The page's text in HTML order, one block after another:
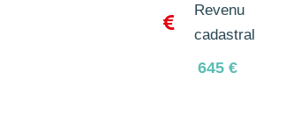

Revenu
cadastral
645€